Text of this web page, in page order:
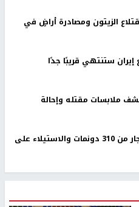
الزيتون ومصادرة أراضٍ في
ستنتهي قريبًا جدًا
ملابسات مقتله وإحالة
الاحتلال يخطر باقتلاع أشجار من 310 دونمات والاستيلاء على